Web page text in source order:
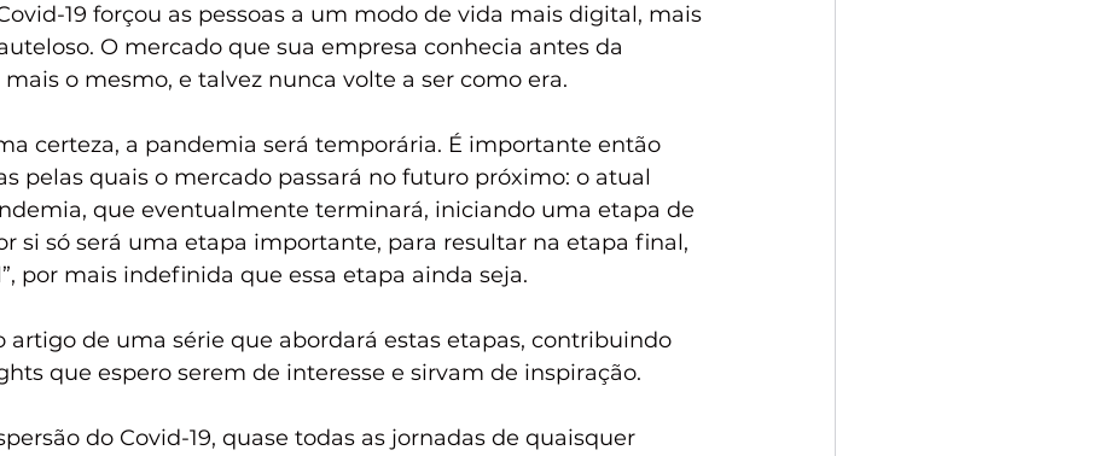
19 forçou as pessoas a um modo de vida mais digital, mais
O mercado que sua empresa conhecia antes da
o mesmo, e talvez nunca volte a ser como era.
certeza, a pandemia será temporária. É importante então
pelas quais o mercado passará no futuro próximo: o atual
que eventualmente terminará, iniciando uma etapa de
si só será uma etapa importante, para resultar na etapa final,
por mais indefinida que essa etapa ainda seja.
artigo de uma série que abordará estas etapas, contribuindo
que espero serem de interesse e sirvam de inspiração.
do Covid-19, quase todas as jornadas de quaisquer